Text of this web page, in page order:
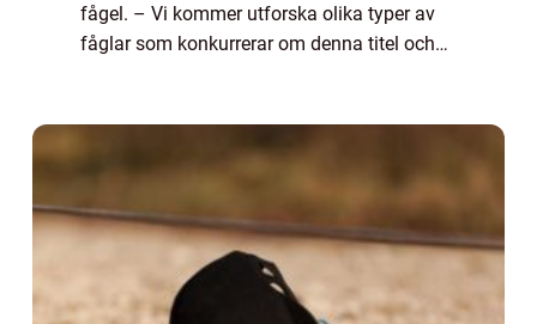
fågel. – Vi kommer utforska olika typer av
fåglar som konkurrerar om denna titel och